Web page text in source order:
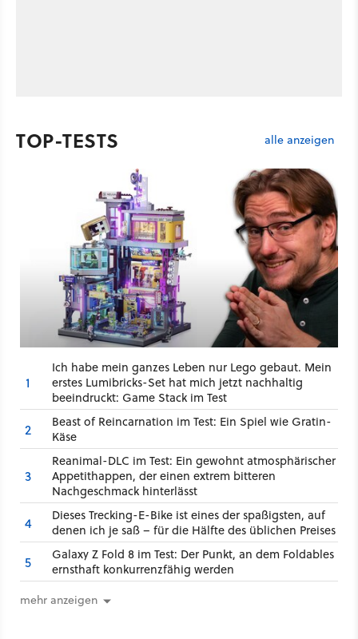
TOP-TESTS alle anzeigen
1
Ich habe mein ganzes Leben nur Lego gebaut. Mein
erstes Lumibricks-Set hat mich jetzt nachhaltig
beeindruckt: Game Stack im Test
2
Beast of Reincarnation im Test: Ein Spiel wie Gratin-
Käse
3
Reanimal-DLC im Test: Ein gewohnt atmosphärischer
Appetithappen, der einen extrem bitteren
Nachgeschmack hinterlässt
4
Dieses Trecking-E-Bike ist eines der spaßigsten, auf
denen ich je saß – für die Hälfte des üblichen Preises
5
Galaxy Z Fold 8 im Test: Der Punkt, an dem Foldables
ernsthaft konkurrenzfähig werden
mehr anzeigen